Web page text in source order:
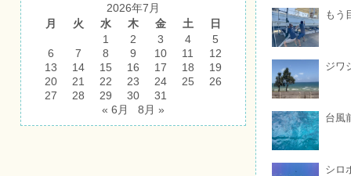
2026年7月
月
火 水 木 金 土
日
1
2 3 4
5
6
7 8 9 10 11
12
13
14 15 16 17 18
19
20
21 22 23 24 25
26
27
28 29 30
31
« 6月
8月 »
もう
ジワ
台風
シロ